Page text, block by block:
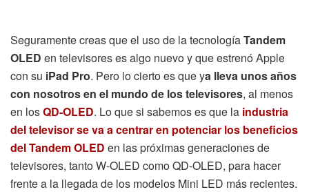
Seguramente creas que el uso de la tecnologíaTandem
OLED en televisores es algo nuevo y que estrenó Apple
con su iPad Pro. Pero lo cierto es que ya lleva unos años
con nosotros en el mundo de los televisores, al menos
en losQD-OLED. Lo que si sabemos es que la industria
del televisor se va a centrar en potenciar los beneficios
del Tandem OLED en las próximas generaciones de
televisores, tanto W-OLED como QD-OLED, para hacer
frente a la llegada de los modelos Mini LED más recientes.